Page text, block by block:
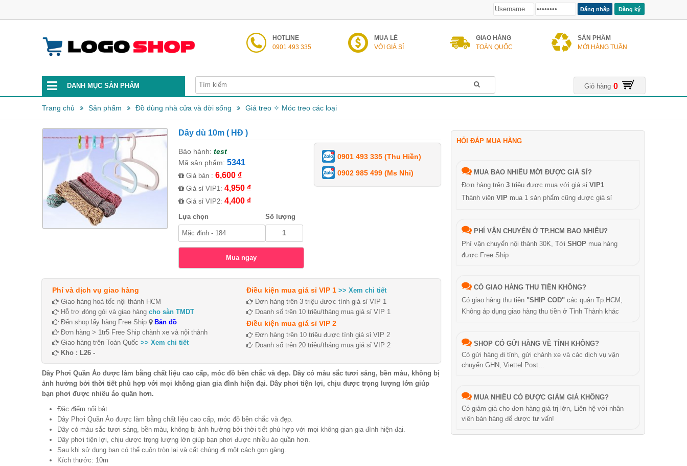
Đăng ký
HOTLINE
0901 493 335
MUA LẺ
VỚI GIÁ SỈ
GIAO HÀNG
TOÀN QUỐC
SẢN PHẨM
MỚI HÀNG TUẦN
Giỏ hàng 0
DANH MỤC SẢN PHẨM
Trang chủ Sản phẩm Đồ dùng nhà cửa và đời sống Giá treo ✧ Móc treo các loại
Dây dù 10m ( HĐ )
Bảo hành: test
Mã sản phẩm: 5341
Giá bán : 6,600 ₫
Giá sỉ VIP1: 4,950 ₫
Giá sỉ VIP2: 4,400 ₫
Lựa chọn Số lượng
0901 493 335 (Thu Hiền)
0902 985 499 (Ms Nhi)
Phí và dịch vụ giao hàng
Giao hàng hoả tốc nội thành HCM
Hỗ trợ đóng gói và giao hàng cho sàn TMDT
Đến shop lấy hàng Free Ship
Bản đồ
Đơn hàng > 1tr5 Free Ship chành xe và nội thành
Giao hàng trên Toàn Quốc >> Xem chi tiết
Kho : L26 -
Điều kiện mua giá sỉ VIP 1 >> Xem chi tiết
Đơn hàng trên 3 triệu được tính giá sỉ VIP 1
Doanh số trên 10 triệu/tháng mua giá sỉ VIP 1
Điều kiện mua giá sỉ VIP 2
Đơn hàng trên 10 triệu được tính giá sỉ VIP 2
Doanh số trên 20 triệu/tháng mua giá sỉ VIP 2
Dây Phơi Quần Áo được làm bằng chất liệu cao cấp, móc đồ bền chắc và đẹp. Dây có màu sắc tươi sáng, bền màu, không bị
ảnh hưởng bởi thời tiết phù hợp với mọi không gian gia đình hiện đại. Dây phơi tiện lợi, chịu được trọng lượng lớn giúp
bạn phơi được nhiều áo quần hơn.
Đặc điểm nổi bật
Dây Phơi Quần Áo được làm bằng chất liệu cao cấp, móc đồ bền chắc và đẹp.
Dây có màu sắc tươi sáng, bền màu, không bị ảnh hưởng bởi thời tiết phù hợp với mọi không gian gia đình hiện đại.
Dây phơi tiện lợi, chịu được trọng lượng lớn giúp bạn phơi được nhiều áo quần hơn.
Sau khi sử dụng bạn có thể cuộn tròn lại và cất chúng đi một cách gọn gàng.
Kích thước: 10m
HỎI ĐÁP MUA HÀNG
MUA BAO NHIÊU MỚI ĐƯỢC GIÁ SỈ?
Đơn hàng trên 3 triệu được mua với giá sỉ VIP1
Thành viên VIP mua 1 sản phẩm cũng được giá sỉ
PHÍ VẬN CHUYỂN Ở TP.HCM BAO NHIÊU?
Phí vận chuyển nội thành 30K, Tới SHOP mua hàng
được Free Ship
CÓ GIAO HÀNG THU TIỀN KHÔNG?
Có giao hàng thu tiền "SHIP COD" các quận Tp.HCM,
Không áp dụng giao hàng thu tiền ở Tỉnh Thành khác
SHOP CÓ GỬI HÀNG VỀ TỈNH KHÔNG?
Có gửi hàng đi tỉnh, gửi chành xe và các dịch vụ vận
chuyển GHN, Viettel Post…
MUA NHIỀU CÓ ĐƯỢC GIẢM GIÁ KHÔNG?
Có giảm giá cho đơn hàng giá trị lớn, Liên hệ với nhân
viên bán hàng để được tư vấn!